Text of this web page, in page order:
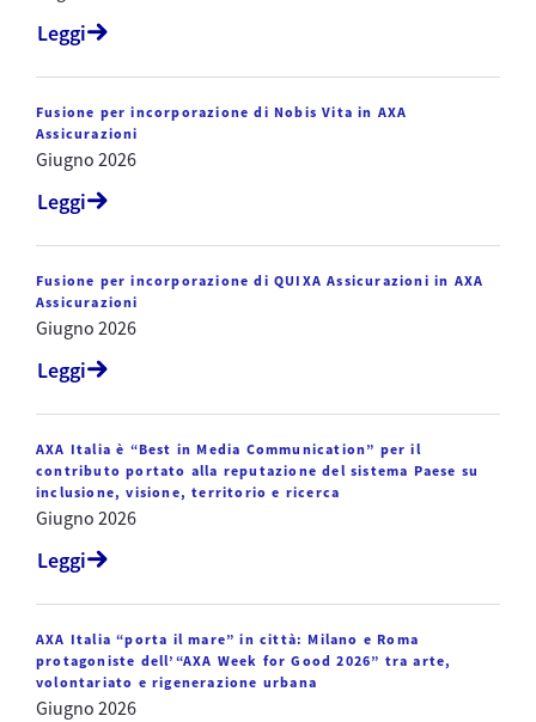
Leggi
Fusione per incorporazione di Nobis Vita in AXA
Assicurazioni
Giugno 2026
Leggi
Fusione per incorporazione di QUIXA Assicurazioni in AXA
Assicurazioni
Giugno 2026
Leggi
AXA Italia è “Best in Media Communication” per il
contributo portato alla reputazione del sistema Paese su
inclusione, visione, territorio e ricerca
Giugno 2026
Leggi
AXA Italia “porta il mare” in città: Milano e Roma
protagoniste dell’“AXA Week for Good 2026” tra arte,
volontariato e rigenerazione urbana
Giugno 2026